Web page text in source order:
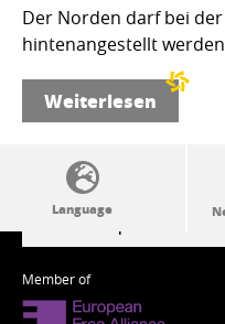
Der Norden darf bei
hintenangestellt
Weiterlesen
SSW politics from A to
Member of